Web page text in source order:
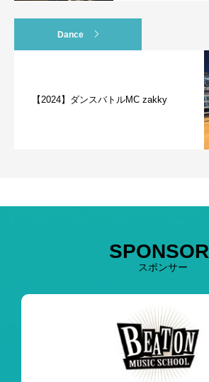
Dance
【2024】ダンスバトルMC zakky
SPONSOR
スポンサー